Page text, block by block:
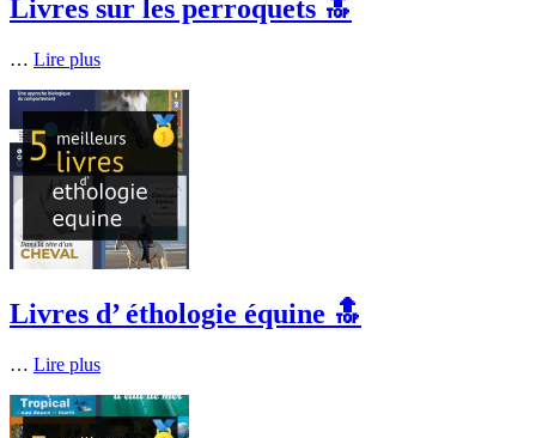
Livres sur les perroquets 🔝
… Lire plus
Livres d’ éthologie équine 🔝
… Lire plus